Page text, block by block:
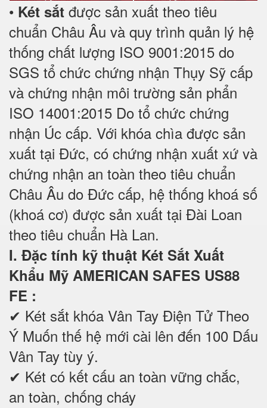
• Két sắt được sản xuất theo tiêu
chuẩn Châu Âu và quy trình quản lý hệ
thống chất lượng ISO 9001:2015 do
SGS tổ chức chứng nhận Thụy Sỹ cấp
và chứng nhận môi trường sản phẩn
ISO 14001:2015 Do tổ chức chứng
nhận Úc cấp. Với khóa chìa được sản
xuất tại Đức, có chứng nhận xuất xứ và
chứng nhận an toàn theo tiêu chuẩn
Châu Âu do Đức cấp, hệ thống khoá số
(khoá cơ) được sản xuất tại Đài Loan
theo tiêu chuẩn Hà Lan.
I. Đặc tính kỹ thuật Két Sắt Xuất
Khẩu Mỹ AMERICAN SAFES US88
FE :
✔ Két sắt khóa Vân Tay Điện Tử Theo
Ý Muốn thế hệ mới cài lên đến 100 Dấu
Vân Tay tùy ý.
✔ Két có kết cấu an toàn vững chắc,
an toàn, chống cháy